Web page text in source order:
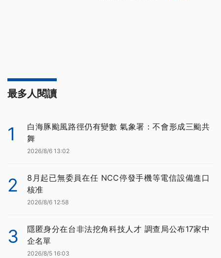
最多人閱讀
1
白海豚颱風路徑仍有變數 氣象署：不會形成三颱共
舞
2026/8/6 13:02
2
8月起已無委員在任 NCC停發手機等電信設備進口
核准
2026/8/6 12:58
3
隱匿身分在台非法挖角科技人才 調查局公布17家中
企名單
2026/8/5 16:03